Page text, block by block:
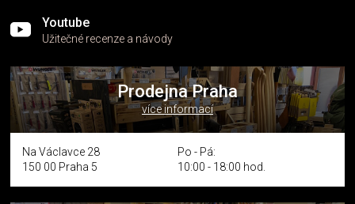
Youtube
Užitečné recenze a návody
Prodejna Praha
více informací
Na Václavce 28
150 00 Praha 5
Po - Pá:
10:00 - 18:00 hod.